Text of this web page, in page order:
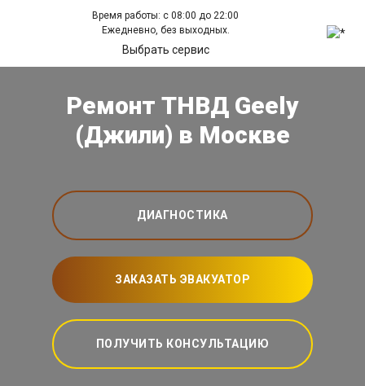
Время работы: с 08:00 до 22:00
Ежедневно, без выходных.
Выбрать сервис
Ремонт ТНВД Geely
(Джили) в Москве
ДИАГНОСТИКА
ЗАКАЗАТЬ ЭВАКУАТОР
ПОЛУЧИТЬ КОНСУЛЬТАЦИЮ